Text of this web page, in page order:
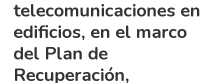
telecomunicaciones en
edificios, en el marco
del Plan de
Recuperación,